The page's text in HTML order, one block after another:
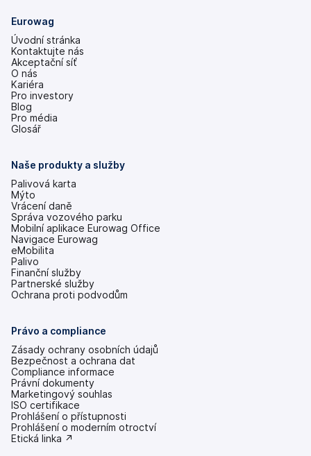
Eurowag
Úvodní stránka
Kontaktujte nás
Akceptační síť
O nás
Kariéra
Pro investory
(se
v
nových
Blog
Pro média
Glosář
Naše produkty a služby
Palivová karta
Mýto
Vrácení daně
Správa vozového parku
Mobilní aplikace Eurowag Office
Navigace Eurowag
eMobilita
Palivo
Finanční služby
Partnerské služby
Ochrana proti podvodům
Právo a compliance
Zásady ochrany osobních údajů
Bezpečnost a ochrana dat
Compliance informace
Právní dokumenty
Marketingový souhlas
ISO certifikace
Prohlášení o přístupnosti
(se
v
Prohlášení o moderním otroctví
(se
Etická linka ↗